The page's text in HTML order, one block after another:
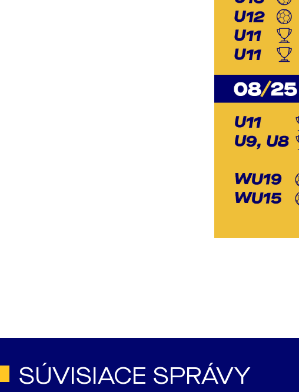
SÚVISIACE SPRÁVY